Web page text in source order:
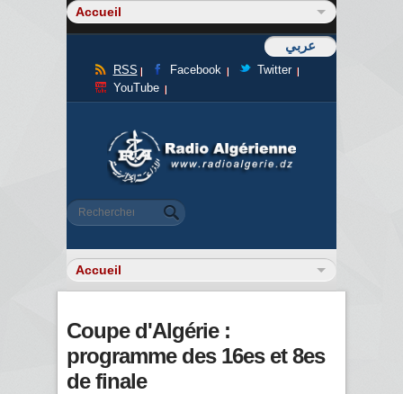
عربي
RSS Facebook
Twitter
YouTube
Formulaire de recherche
Rechercher
Coupe d'Algérie :
programme des 16es et 8es
de finale